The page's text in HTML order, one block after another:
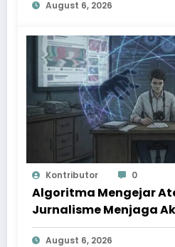
August 6, 2026
Kontributor 0
Algoritma Mengejar
Jurnalisme Menjaga
Sehat Publik
August 6, 2026